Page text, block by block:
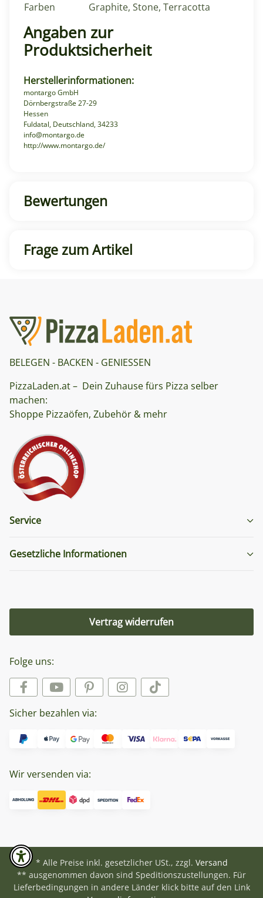
Farben
Graphite, Stone, Terracotta
Angaben zur
Produktsicherheit
Herstellerinformationen:
montargo GmbH
Dörnbergstraße 27-29
Hessen
Fuldatal, Deutschland, 34233
info@montargo.de
http://www.montargo.de/
Bewertungen
Frage zum Artikel
BELEGEN - BACKEN - GENIESSEN
PizzaLaden.at – Dein Zuhause fürs Pizza selber
machen:
Shoppe Pizzaöfen, Zubehör & mehr
Service
Gesetzliche Informationen
Vertrag widerrufen
Folge uns:
Sicher bezahlen via:
Wir versenden via:
* Alle Preise inkl. gesetzlicher USt., zzgl. Versand
** ausgenommen davon sind Speditionszustellungen. Für
Lieferbedingungen in andere Länder klick bitte auf den Link